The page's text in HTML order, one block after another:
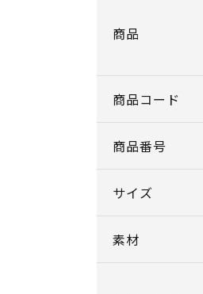
商品
商品コード
商品番号
サイズ
素材